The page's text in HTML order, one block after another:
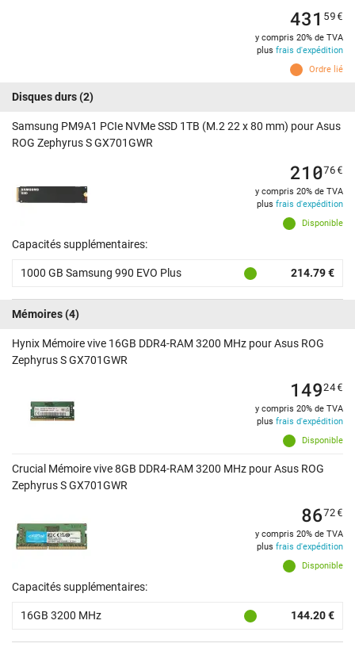
Ordre lié
431 59€
y compris 20% de TVA
plus frais d'expédition
Disques durs(2)
Samsung PM9A1 PCIe NVMe SSD 1TB (M.2 22 x 80 mm) pour Asus
ROG Zephyrus S GX701GWR
Disponible
21076€
y compris 20% de TVA
plus frais d'expédition
Capacités supplémentaires:
1000 GB Samsung 990 EVO Plus 214.79 €
Mémoires(4)
Hynix Mémoire vive 16GB DDR4-RAM 3200 MHz pour Asus ROG
Zephyrus S GX701GWR
Disponible
14924€
y compris 20% de TVA
plus frais d'expédition
Crucial Mémoire vive 8GB DDR4-RAM 3200 MHz pour Asus ROG
Zephyrus S GX701GWR
Disponible
8672€
y compris 20% de TVA
plus frais d'expédition
Capacités supplémentaires:
16GB 3200 MHz 144.20 €